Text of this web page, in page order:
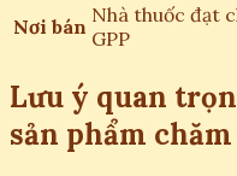
Nơi bán Nhà thuốc đạt
GPP
Lưu ý quan
sản phẩm